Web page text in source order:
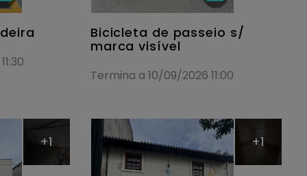
Bicicleta de passeio s/
marca visível
Termina a 10/09/2026 11:00
+1 +1